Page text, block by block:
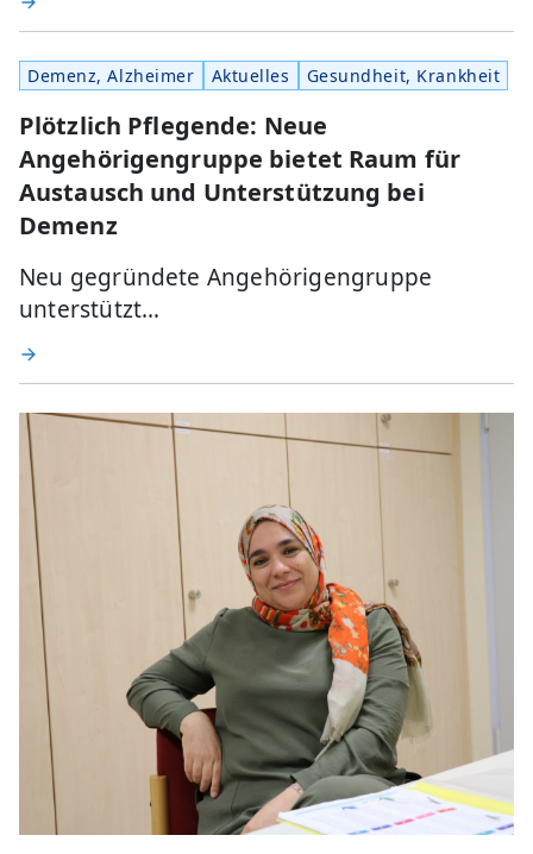
Demenz, Alzheimer Aktuelles Gesundheit, Krankheit
Plötzlich Pflegende: Neue
Angehörigengruppe bietet Raum für
Austausch und Unterstützung bei
Demenz
Neu gegründete Angehörigengruppe
unterstützt…